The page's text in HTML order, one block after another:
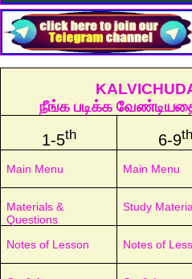
நீங்க படிக்க
1-5th 6-9th
Main Menu Main Menu
Materials &
Questions
Study
Notes of Lesson
Notes of